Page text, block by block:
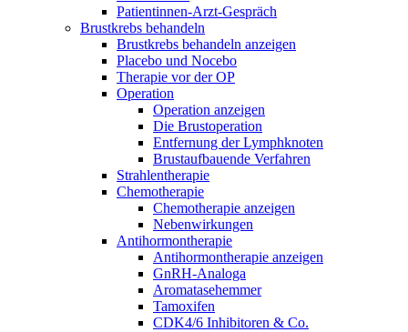
Patientinnen-Arzt-Gespräch
Brustkrebs behandeln
Brustkrebs behandeln anzeigen
Placebo und Nocebo
Therapie vor der OP
Operation
Operation anzeigen
Die Brustoperation
Entfernung der Lymphknoten
Brustaufbauende Verfahren
Strahlentherapie
Chemotherapie
Chemotherapie anzeigen
Nebenwirkungen
Antihormontherapie
Antihormontherapie anzeigen
GnRH-Analoga
Aromatasehemmer
Tamoxifen
CDK4/6 Inhibitoren & Co.